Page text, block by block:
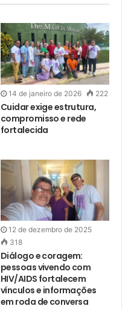
14 de janeiro de 2026 222
Cuidar exige estrutura,
compromisso e rede
fortalecida
12 de dezembro de 2025
318
Diálogo e coragem:
pessoas vivendo com
HIV/AIDS fortalecem
vínculos e informações
em roda de conversa